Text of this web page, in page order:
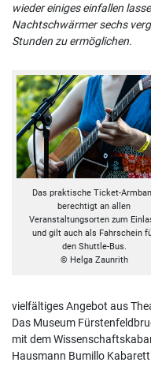
wieder einiges einfallen
Nachtschwärmer sechs
Stunden zu ermöglichen.
Das praktische Ticket-
berechtigt an allen
Veranstaltungsorten zum
und gilt auch als Fahrschein
den Shuttle-Bus.
© Helga Zaunrith
vielfältiges Angebot aus
Das Museum
mit dem
Hausmann Bumillo